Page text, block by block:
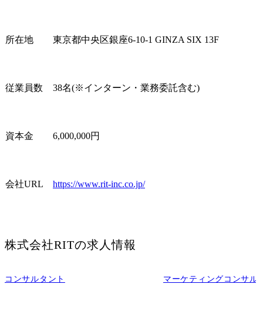
所在地 東京都中央区銀座6-10-1 GINZA SIX 13F
従業員数 38名(※インターン・業務委託含む)
資本金 6,000,000円
会社URL https://www.rit-inc.co.jp/
株式会社RITの求人情報
コンサルタント マーケティングコンサル